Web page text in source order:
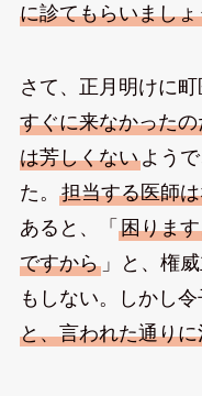
に診てもらいましょ
さて、正月明けに
すぐに来なかったの
は芳しくないよう
た。 担当する医師
あると、「 困りま
ですから」と、権
もしない。しかし令
と、言われた通り